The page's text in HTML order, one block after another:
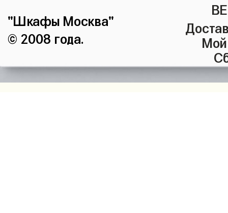
"Шкафы Москва"
© 2008 года.